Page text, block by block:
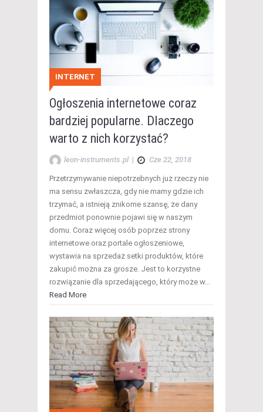
INTERNET
Ogłoszenia internetowe coraz
bardziej popularne. Dlaczego
warto z nich korzystać?
leon-instruments.pl | Cze 22, 2018
Przetrzymywanie niepotrzebnych już rzeczy nie
ma sensu zwłaszcza, gdy nie mamy gdzie ich
trzymać, a istnieją znikome szansę, że dany
przedmiot ponownie pojawi się w naszym
domu. Coraz więcej osób poprzez strony
internetowe oraz portale ogłoszeniowe,
wystawia na sprzedaż setki produktów, które
zakupić można za grosze. Jest to korzystne
rozwiązanie dla sprzedającego, który może w…
Read More